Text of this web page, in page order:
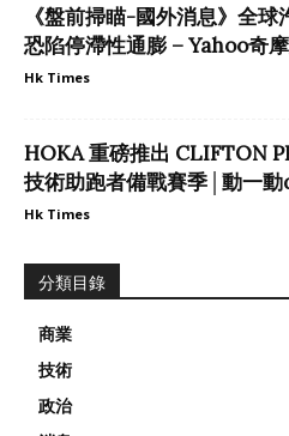
《盤前掃瞄-國外消息》全
恐陷停滯性通膨 – Yahoo奇
Hk Times
HOKA 重磅推出 CLIFTON
技術助跑者備戰賽季│動一
Hk Times
分類目錄
商業
技術
政治